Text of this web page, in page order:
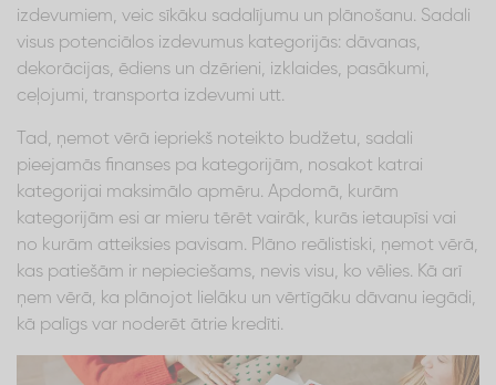
izdevumiem, veic sīkāku sadalījumu un plānošanu. Sadali
visus potenciālos izdevumus kategorijās: dāvanas,
dekorācijas, ēdiens un dzērieni, izklaides, pasākumi,
ceļojumi, transporta izdevumi utt.
Tad, ņemot vērā iepriekš noteikto budžetu, sadali
pieejamās finanses pa kategorijām, nosakot katrai
kategorijai maksimālo apmēru. Apdomā, kurām
kategorijām esi ar mieru tērēt vairāk, kurās ietaupīsi vai
no kurām atteiksies pavisam. Plāno reālistiski, ņemot vērā,
kas patiešām ir nepieciešams, nevis visu, ko vēlies. Kā arī
ņem vērā, ka plānojot lielāku un vērtīgāku dāvanu iegādi,
kā palīgs var noderēt ātrie kredīti.